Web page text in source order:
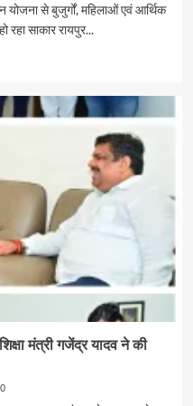
योजना से बुजुर्गों, महिलाओं एवं आर्थिक
रहा साकार रायपुर...
मंत्री गजेंद्र यादव ने की
0